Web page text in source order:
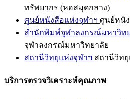
ทรัพยากร (หอสมุดกลาง)
ศูนย์หนังสือแห่งจุฬาฯ ศูนย์หนั
สำนักพิมพ์จุฬาลงกรณ์มหาวิท
จุฬาลงกรณ์มหาวิทยาลัย
สถานีวิทยุแห่งจุฬาฯ สถานีวิท
บริการตรวจวิเคราะห์คุณภาพ